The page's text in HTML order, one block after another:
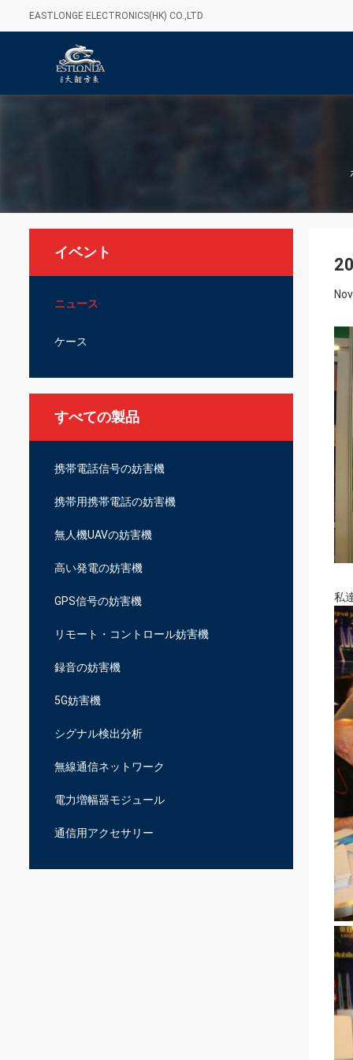
EASTLONGE ELECTRONICS(HK) CO.,LTD
イベント
ニュース
ケース
すべての製品
携帯電話信号の妨害機
携帯用携帯電話の妨害機
無人機UAVの妨害機
高い発電の妨害機
GPS信号の妨害機
リモート・コントロール妨害機
録音の妨害機
5G妨害機
シグナル検出分析
無線通信ネットワーク
電力増幅器モジュール
通信用アクセサリー
私